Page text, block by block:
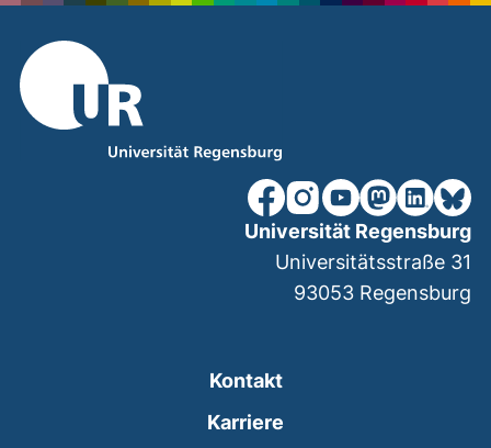
unsere Facebook-Seite
unsere Instagram-
unsere YouTube-
unsereunsere
Kontakt
Karriere
Universität Regensburg
Universitätsstraße 31
93053 Regensburg